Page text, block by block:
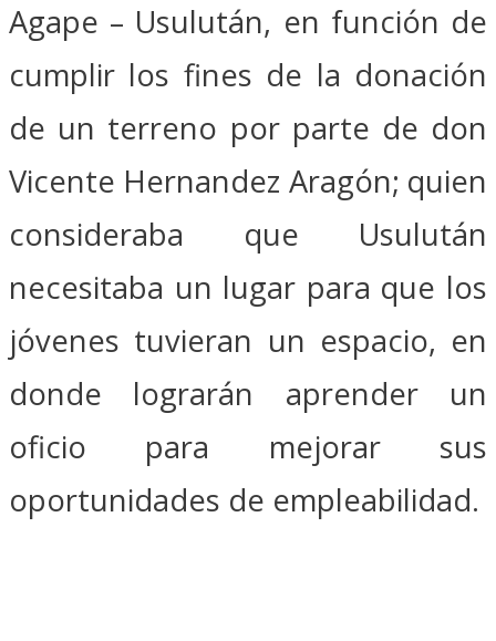
Agape – Usulután, en función de
cumplir los fines de la donación
de un terreno por parte de don
Vicente Hernandez Aragón; quien
consideraba que Usulután
necesitaba un lugar para que los
jóvenes tuvieran un espacio, en
donde lograrán aprender un
oficio para mejorar sus
oportunidades de empleabilidad.